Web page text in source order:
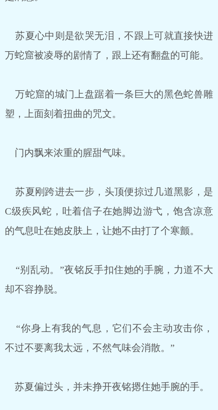
苏夏心中则是欲哭无泪，不跟上可就直接快进
万蛇窟被凌辱的剧情了，跟上还有翻盘的可能。
万蛇窟的城门上盘踞着一条巨大的黑色蛇兽雕
塑，上面刻着扭曲的咒文。
门内飘来浓重的腥甜气味。
苏夏刚跨进去一步，头顶便掠过几道黑影，是
C级疾风蛇，吐着信子在她脚边游弋，饱含凉意
的气息吐在她皮肤上，让她不由打了个寒颤。
“别乱动。”夜铭反手扣住她的手腕，力道不大
却不容挣脱。
“你身上有我的气息，它们不会主动攻击你，
不过不要离我太远，不然气味会消散。”
苏夏偏过头，并未挣开夜铭摁住她手腕的手。